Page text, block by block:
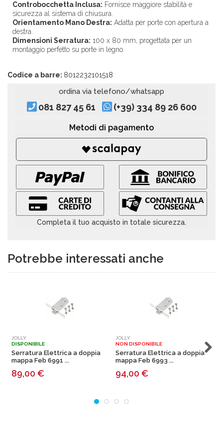
Controbocchetta Inclusa: Fornisce maggiore stabilità e
sicurezza al sistema di chiusura.
Orientamento Mano Destra: Adatta per porte con apertura a
destra.
Dimensioni Serratura: 100 x 80 mm, progettata per un
montaggio perfetto su porte in legno.
Codice a barre: 8012232101518
ordina via telefono/whatsapp
081 827 45 61 (+39) 334 89 26 600
Metodi di pagamento
Completa il tuo acquisto in totale sicurezza.
Potrebbe interessati anche
JOLLY
DISPONIBILE
Serratura Elettrica a doppia
mappa Feb 6991 ...
89,00 €
JOLLY
NON DISPONIBILE
Serratura Elettrica a doppia
mappa Feb 6993 ...
94,00 €